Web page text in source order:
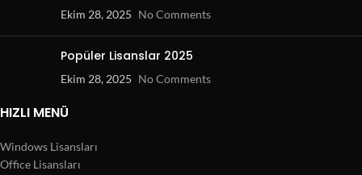
Ekim 28, 2025 No Comments
Popüler Lisanslar 2025
Ekim 28, 2025 No Comments
HIZLI MENÜ
Windows Lisansları
Office Lisansları